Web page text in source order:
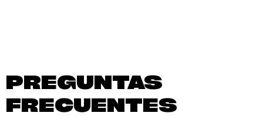
PREGUNTAS
FRECUENTES